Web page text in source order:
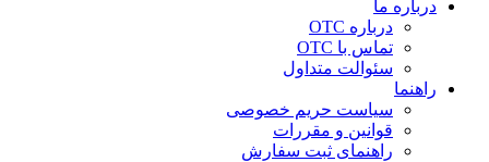
درباره ما
درباره OTC
تماس با OTC
سئوالت متداول
راهنما
سیاست حریم خصوصی
قوانین و مقررات
راهنمای ثبت سفارش